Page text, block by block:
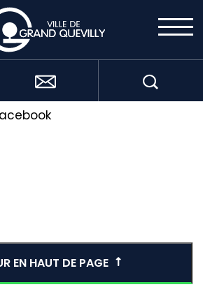
EN HAUT DE PAGE